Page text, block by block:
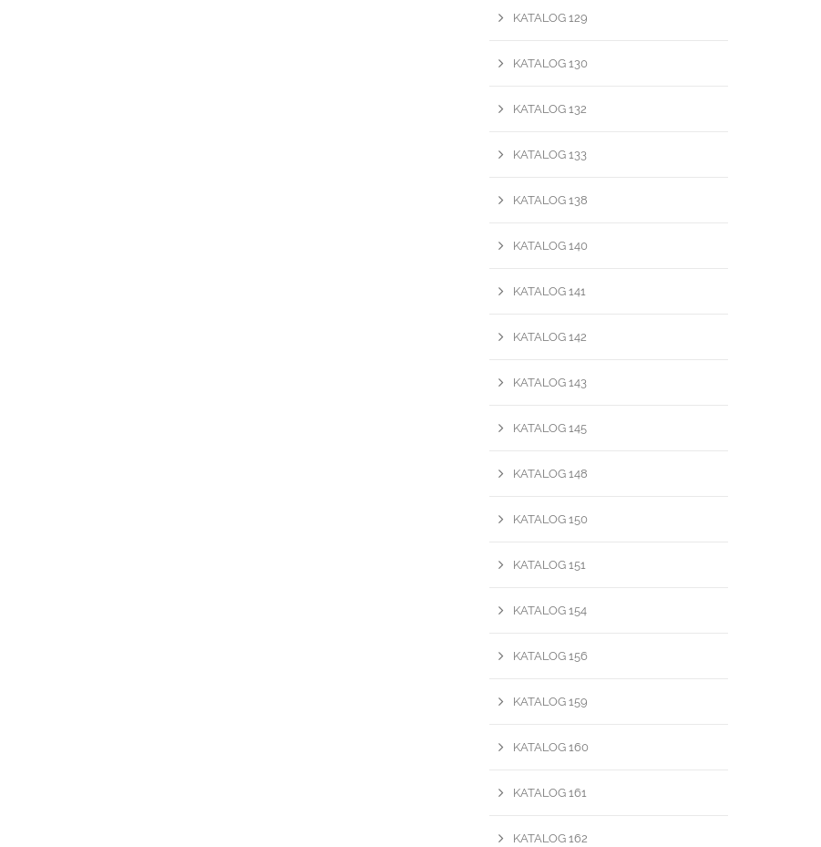
KATALOG 129
KATALOG 130
KATALOG 132
KATALOG 133
KATALOG 138
KATALOG 140
KATALOG 141
KATALOG 142
KATALOG 143
KATALOG 145
KATALOG 148
KATALOG 150
KATALOG 151
KATALOG 154
KATALOG 156
KATALOG 159
KATALOG 160
KATALOG 161
KATALOG 162